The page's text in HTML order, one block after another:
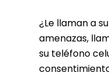
¿Le llaman a
amenazas,
su teléfono